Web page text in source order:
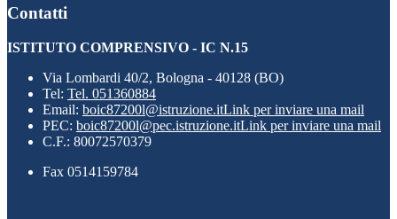
Contatti
ISTITUTO COMPRENSIVO - IC N.15
Via Lombardi 40/2, Bologna - 40128 (BO)
Tel: Tel. 051360884
Email: boic87200l@istruzione.itLink per inviare una mail
PEC: boic87200l@pec.istruzione.itLink per inviare una mail
C.F.: 80072570379
Fax 0514159784